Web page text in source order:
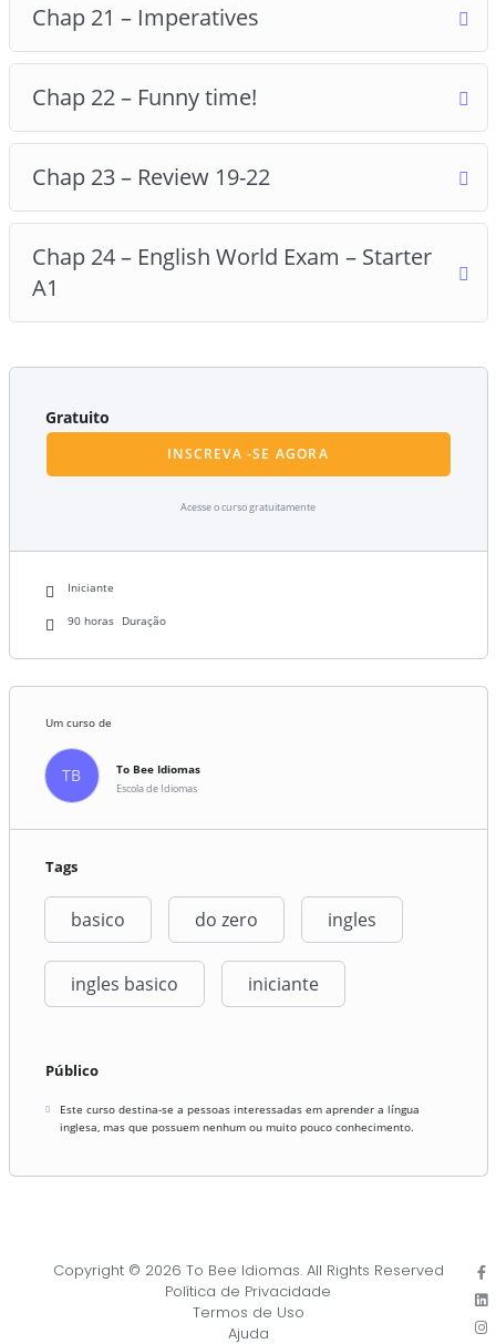
Chap 21 – Imperatives
Chap 22 – Funny time!
Chap 23 – Review 19-22
Chap 24 – English World Exam – Starter
A1
Gratuito
INSCREVA -SE AGORA
Acesse o curso gratuitamente
Iniciante
90horas Duração
Um curso de
TB To Bee Idiomas
Escola de Idiomas
Tags
basico do zero ingles
ingles basico iniciante
Público
Este curso destina-se a pessoas interessadas em aprender a língua
inglesa, mas que possuem nenhum ou muito pouco conhecimento.
Copyright © 2026 To Bee Idiomas. All Rights Reserved
Política de Privacidade
Termos de Uso
Ajuda